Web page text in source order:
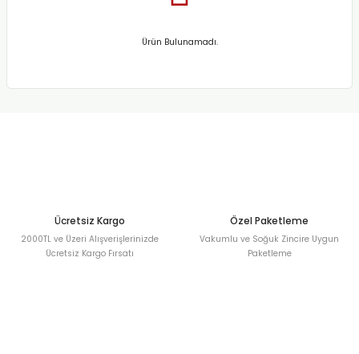
Ürün Bulunamadı.
Ücretsiz Kargo
2000TL ve Üzeri Alışverişlerinizde
Ücretsiz Kargo Fırsatı
Özel Paketleme
Vakumlu ve Soğuk Zincire Uygun
Paketleme